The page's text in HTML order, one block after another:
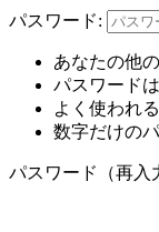
パスワード:
あなたの他
パスワード
よく使われ
数字だけの
パスワード（再入